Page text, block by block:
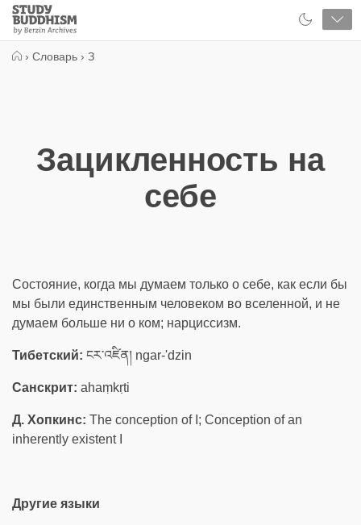
Close
Study
Buddhism
› Словарь › З
Зацикленность на
себе
Состояние, когда мы думаем только о себе, как если бы
мы были единственным человеком во вселенной, и не
думаем больше ни о ком; нарциссизм.
Тибетский: ངར་འཛིན། ngar-'dzin
Санскрит: ahaṃkṛti
Д. Хопкинс: The conception of I; Conception of an
inherently existent I
Другие языки